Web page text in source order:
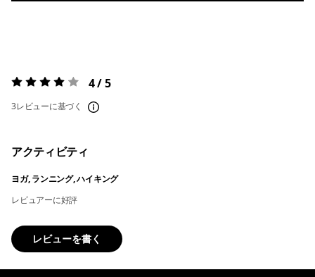
評価:4 / 5 4 / 5
3レビューに基づく
アクティビティ
ヨガ, ランニング, ハイキング
レビュアーに好評
レビューを書く